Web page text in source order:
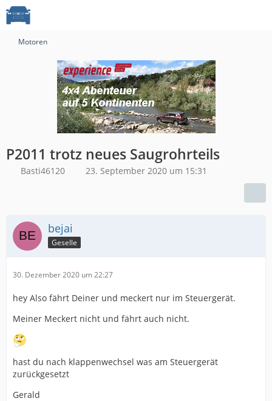
Motoren
P2011 trotz neues Saugrohrteils
Basti46120 23. September 2020 um 15:31
bejai
Geselle
30. Dezember 2020 um 22:27
hey Also fährt Deiner und meckert nur im Steuergerät.
Meiner Meckert nicht und fährt auch nicht.
hast du nach klappenwechsel was am Steuergerät
zurückgesetzt
Gerald